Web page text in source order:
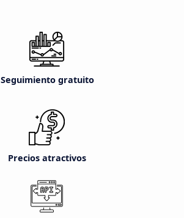
Seguimiento gratuito
Precios atractivos